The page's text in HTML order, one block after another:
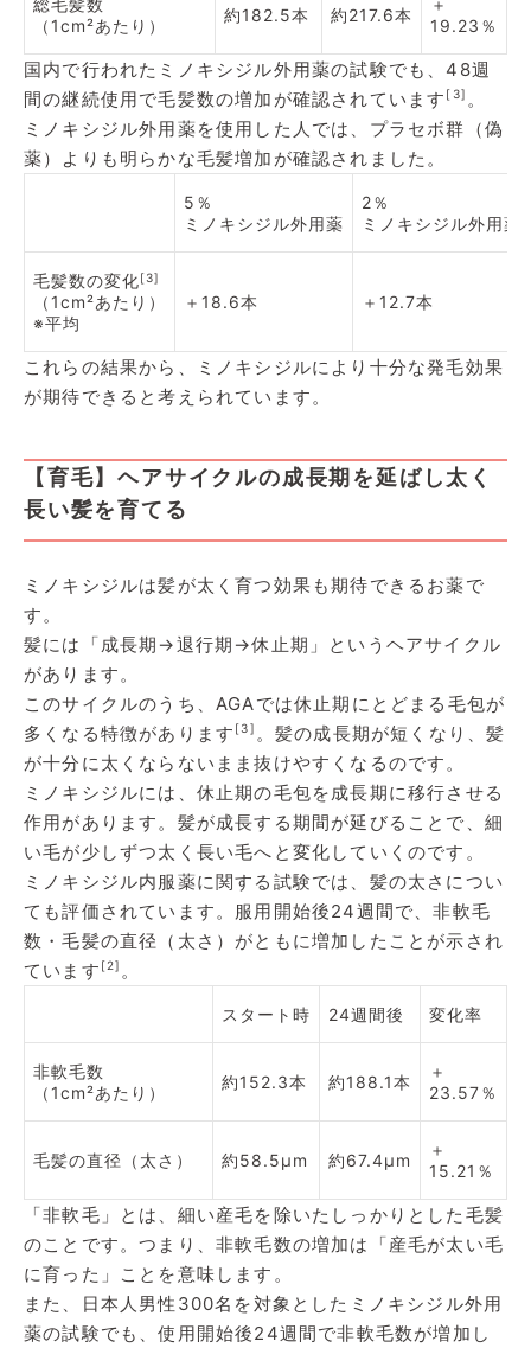
（1cm²あたり）
約182.5本 約217.6本
19.23％
国内で行われたミノキシジル外用薬の試験でも、48週
間の継続使用で毛髪数の増加が確認されています [3] 。
ミノキシジル外用薬を使用した人では、プラセボ群（偽
薬）よりも明らかな毛髪増加が確認されました。
5％
ミノキシジル外用薬
2％
ミノキシジル外用薬
毛髪数の変化[3]
（1cm²あたり）
※平均
＋18.6本 ＋12.7本
これらの結果から、ミノキシジルにより十分な発毛効果
が期待できると考えられています。
【育毛】ヘアサイクルの成長期を延ばし太く
長い髪を育てる
ミノキシジルは髪が太く育つ効果も期待できるお薬で
す。
髪には「成長期→退行期→休止期」というヘアサイクル
があります。
このサイクルのうち、AGAでは休止期にとどまる毛包が
多くなる特徴があります [3] 。髪の成長期が短くなり、髪
が十分に太くならないまま抜けやすくなるのです。
ミノキシジルには、休止期の毛包を成長期に移行させる
作用があります。髪が成長する期間が延びることで、細
い毛が少しずつ太く長い毛へと変化していくのです。
ミノキシジル内服薬に関する試験では、髪の太さについ
ても評価されています。服用開始後24週間で、非軟毛
数・毛髪の直径（太さ）がともに増加したことが示され
ています [2] 。
スタート時 24週間後 変化率
非軟毛数
（1cm²あたり）
約152.3本 約188.1本
＋
23.57％
毛髪の直径（太さ） 約58.5μm 約67.4μm
＋
15.21％
「非軟毛」とは、細い産毛を除いたしっかりとした毛髪
のことです。つまり、非軟毛数の増加は「産毛が太い毛
に育った」ことを意味します。
また、日本人男性300名を対象としたミノキシジル外用
薬の試験でも、使用開始後24週間で非軟毛数が増加し